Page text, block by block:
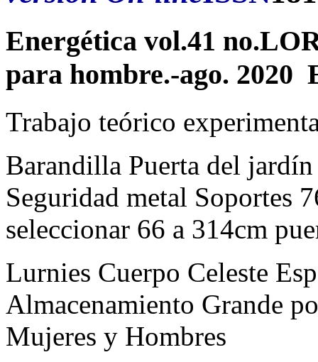
Energética vol.41
para hombre.-ago. 2020
Trabajo teórico
Barandilla Puerta del
Seguridad metal Soportes
seleccionar 66 a 314cm
Lurnies Cuerpo Celeste
Almacenamiento Grande
Mujeres y Hombres